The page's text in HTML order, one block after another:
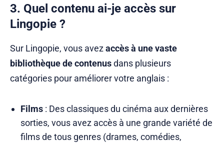
3. Quel contenu ai-je accès sur
Lingopie ?
Sur Lingopie, vous avezaccès à une vaste
bibliothèque de contenusdans plusieurs
catégories pour améliorer votre anglais :
Films: Des classiques du cinéma aux dernières
sorties, vous avez accès à une grande variété de
films de tous genres (drames, comédies,